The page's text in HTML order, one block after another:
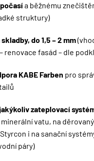
a běžnému
struktury)
do 1,5 – 2 mm
renovace fasád – dle
KABE Farben pro
zateplovací
vatu, na
i na sanační
páry)